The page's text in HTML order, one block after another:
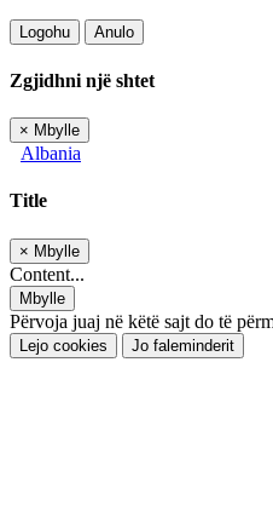
Logohu Anulo
Zgjidhni një shtet
× Mbylle
Albania
Title
× Mbylle
Content...
Mbylle
Përvoja juaj në këtë sajt do të
Lejo cookies Jo faleminderit